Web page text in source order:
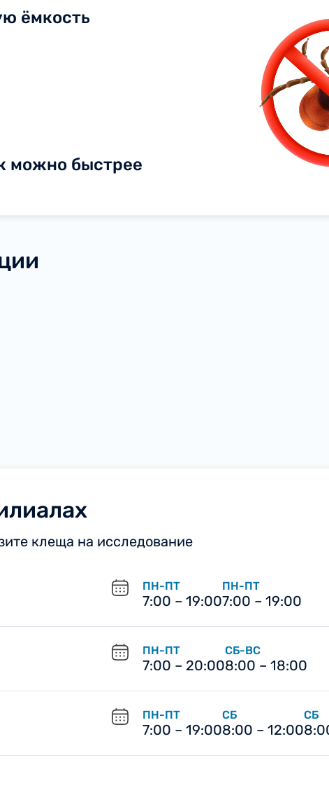
ёмкость
можно быстрее
клеща на исследование
ПН-ПТ
7:00 – 19:00
ПН-ПТ
7:00 – 19:00
ПН-ПТ
7:00 – 20:00
СБ-ВС
8:00 – 18:00
ПН-ПТ
7:00 – 19:00
СБ
8:00 – 12:00
СБ